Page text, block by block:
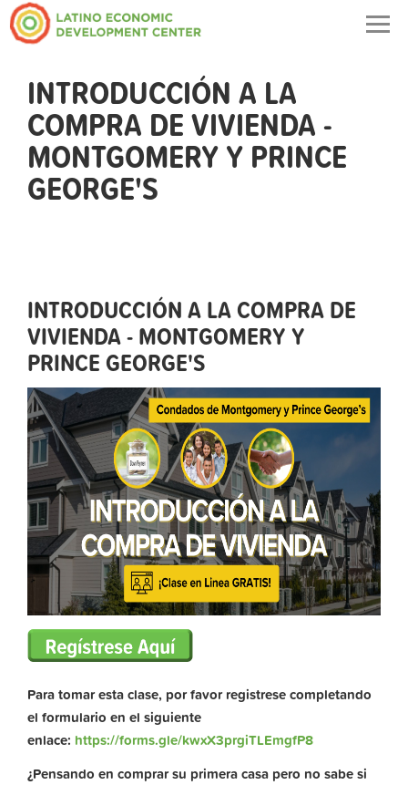
INTRODUCCIÓN A LA
COMPRA DE VIVIENDA -
MONTGOMERY Y PRINCE
GEORGE'S
INTRODUCCIÓN A LA COMPRA DE
VIVIENDA - MONTGOMERY Y
PRINCE GEORGE'S
Para tomar esta clase, por favor registrese completando
el formulario en el siguiente
enlace: https://forms.gle/kwxX3prgiTLEmgfP8
¿Pensando en comprar su primera casa pero no sabe si